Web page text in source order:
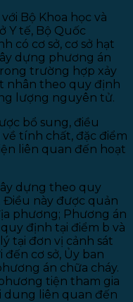
Bộ Khoa học và
Y tế, Bộ Quốc
có cơ sở, cơ sở hạt
dựng phương án
trường hợp xảy
nhân theo quy định
lượng nguyên tử.
bổ sung, điều
tính chất, đặc điểm
liên quan đến hoạt
dựng theo quy
Điều này được quản
phương; Phương án
định tại điểm b và
tại đơn vị cảnh sát
cơ sở, Ủy ban
án chữa cháy.
tiện tham gia
dung liên quan đến